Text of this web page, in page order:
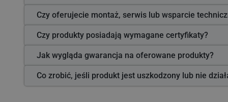
Czy oferujecie montaż, serwis lub wsparcie
Czy produkty posiadają wymagane certyfikaty?
Jak wygląda gwarancja na oferowane produkty?
Co zrobić, jeśli produkt jest uszkodzony lub nie